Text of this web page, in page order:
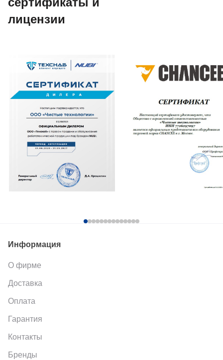
лицензии
Информация
О фирме
Доставка
Оплата
Гарантия
Контакты
Бренды